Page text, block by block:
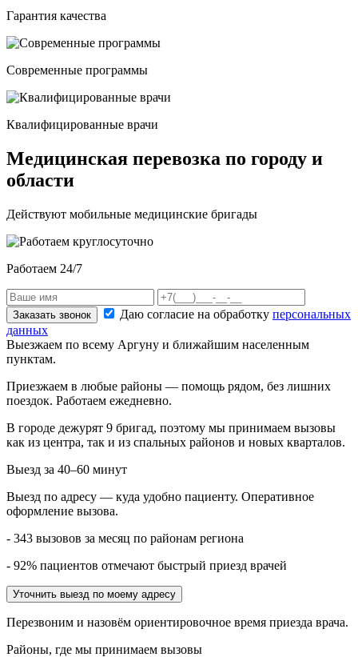
Гарантия качества
Современные программы
Квалифицированные врачи
Медицинская перевозка по городу и
области
Действуют мобильные медицинские бригады
Работаем 24/7
Заказать звонок Даю согласие на обработку персональных
данных
Выезжаем по всему Аргуну и ближайшим населенным
пунктам.
Приезжаем в любые районы — помощь рядом, без лишних
поездок. Работаем ежедневно.
В городе дежурят 9 бригад, поэтому мы принимаем вызовы
как из центра, так и из спальных районов и новых кварталов.
Выезд за 40–60 минут
Выезд по адресу — куда удобно пациенту. Оперативное
оформление вызова.
- 343 вызовов за месяц по районам региона
- 92% пациентов отмечают быстрый приезд врачей
Уточнить выезд по моему адресу
Перезвоним и назовём ориентировочное время приезда врача.
Районы, где мы принимаем вызовы